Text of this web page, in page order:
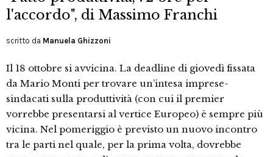
l'accordo", di Massimo Franchi
scritto da Manuela Ghizzoni
Il 18 ottobre si avvicina. La deadline di giovedì fissata
da Mario Monti per trovare un’intesa imprese-
sindacati sulla produttività (con cui il premier
vorrebbe presentarsi al vertice Europeo) è sempre più
vicina. Nel pomeriggio è previsto un nuovo incontro
tra le parti nel quale, per la prima volta, dovrebbe